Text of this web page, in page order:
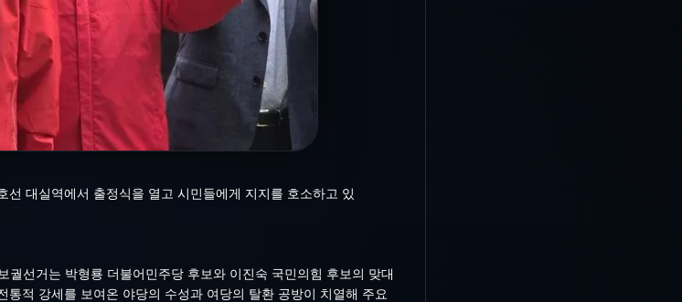
대실역에서 출정식을 열고 시민들에게 지지를 호소하고 있
선거는 박형룡 더불어민주당 후보와 이진숙 국민의힘 후보의 맞대
적 강세를 보여온 야당의 수성과 여당의 탈환 공방이 치열해 주요